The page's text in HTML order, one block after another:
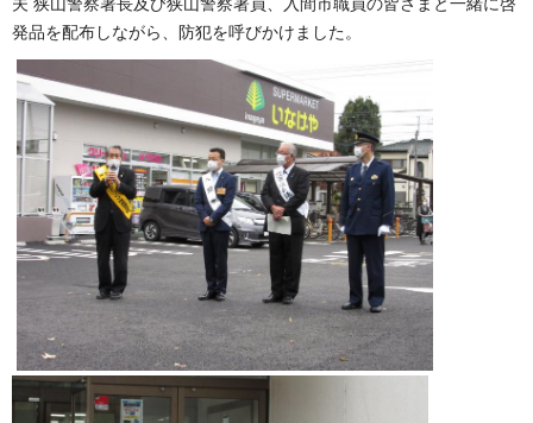
発品を配布しながら、防犯を呼びかけました。